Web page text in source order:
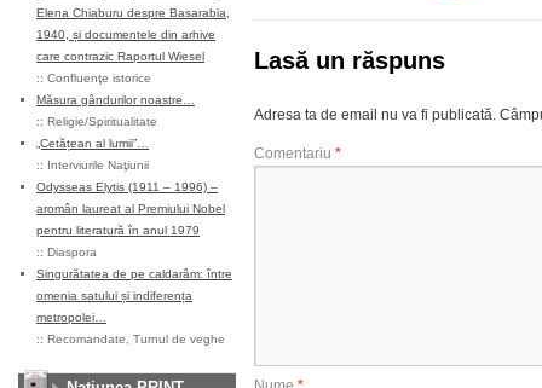
Elena Chiaburu despre Basarabia,
1940, și documentele din arhive
care contrazic Raportul Wiesel
:: Confluenţe istorice
Măsura gândurilor noastre…
:: Religie/Spiritualitate
„Cetățean al lumii”…
:: Interviurile Naţiunii
Odysseas Elytis (1911 – 1996) –
aromân laureat al Premiului Nobel
pentru literatură în anul 1979
:: Diaspora
Singurătatea de pe caldarâm: între
omenia satului și indiferența
metropolei…
:: Recomandate Turnul de veghe
Lasă un răspuns
Adresa ta de email nu va fi publicată.
Comentariu *